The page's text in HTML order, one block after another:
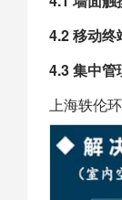
4.2 移动终
4.3 集中管
上海轶伦